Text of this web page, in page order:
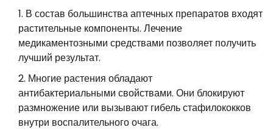
В состав большинства аптечных препаратов входят
растительные компоненты. Лечение
медикаментозными средствами позволяет получить
лучший результат.
Многие растения обладают
антибактериальными свойствами. Они блокируют
размножение или вызывают гибель стафилококков
внутри воспалительного очага.